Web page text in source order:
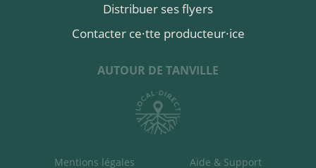
Distribuer ses flyers
Contacter ce·tte producteur·ice
AUTOUR DE TANVILLE
Mentions légales Aide & Support